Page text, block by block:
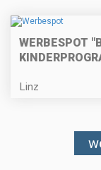
WERBESPOT
Linz